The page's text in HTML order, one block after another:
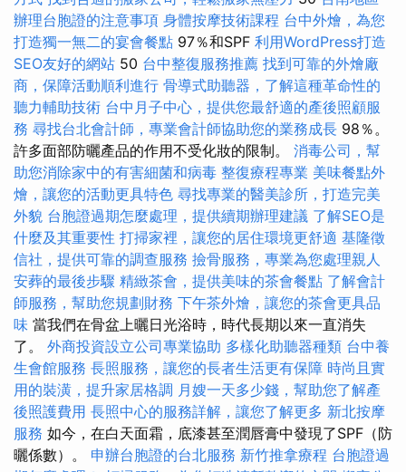
辦理台胞證的注意事項 身體按摩技術課程 台中外燴，為您
打造獨一無二的宴會餐點 97％和SPF 利用WordPress打造
SEO友好的網站 50 台中整復服務推薦 找到可靠的外燴廠
商，保障活動順利進行 骨導式助聽器，了解這種革命性的
聽力輔助技術 台中月子中心，提供您最舒適的產後照顧服
務 尋找台北會計師，專業會計師協助您的業務成長 98％。
許多面部防曬產品的作用不受化妝的限制。 消毒公司，幫
助您消除家中的有害細菌和病毒 整復療程專業 美味餐點外
燴，讓您的活動更具特色 尋找專業的醫美診所，打造完美
外貌 台胞證過期怎麼處理，提供續期辦理建議 了解SEO是
什麼及其重要性 打掃家裡，讓您的居住環境更舒適 基隆徵
信社，提供可靠的調查服務 撿骨服務，專業為您處理親人
安葬的最後步驟 精緻茶會，提供美味的茶會餐點 了解會計
師服務，幫助您規劃財務 下午茶外燴，讓您的茶會更具品
味 當我們在骨盆上曬日光浴時，時代長期以來一直消失
了。 外商投資設立公司專業協助 多樣化助聽器種類 台中養
生會館服務 長照服務，讓您的長者生活更有保障 時尚且實
用的裝潢，提升家居格調 月嫂一天多少錢，幫助您了解產
後照護費用 長照中心的服務詳解，讓您了解更多 新北按摩
服務 如今，在白天面霜，底漆甚至潤唇膏中發現了SPF（防
曬係數）。 申辦台胞證的台北服務 新竹推拿療程 台胞證過